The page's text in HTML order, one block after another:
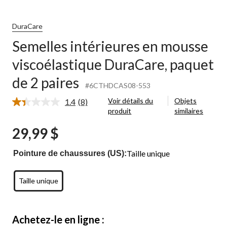
DuraCare
Semelles intérieures en mousse
viscoélastique DuraCare, paquet
de 2 paires
#6CTHDCAS08-553
1.4 Lire
la
(8)
Voir détails du
produit
Objets
similaires
29,99 $
Pointure de chaussures (US):Taille unique
Taille unique
Achetez-le en ligne :